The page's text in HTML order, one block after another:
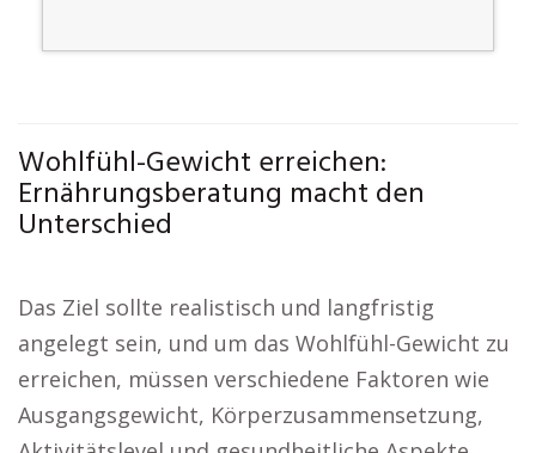
Wohlfühl-Gewicht erreichen:
Ernährungsberatung macht den
Unterschied
Das Ziel sollte realistisch und langfristig
angelegt sein, und um das Wohlfühl-Gewicht zu
erreichen, müssen verschiedene Faktoren wie
Ausgangsgewicht, Körperzusammensetzung,